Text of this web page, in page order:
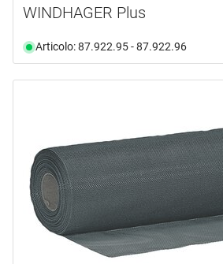
WINDHAGER Plus
Articolo: 87.922.95 - 87.922.96